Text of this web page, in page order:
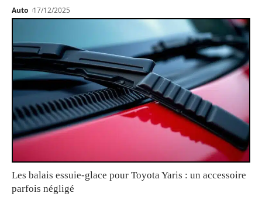
Auto 17/12/2025
Les balais essuie-glace pour Toyota Yaris : un accessoire
parfois négligé